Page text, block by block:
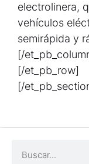
electrolinera,
vehículos
semirápida y
[/
[/et_pb_row]
[/